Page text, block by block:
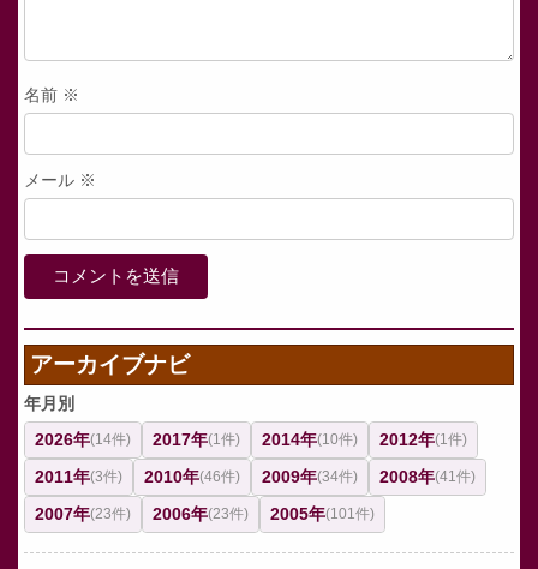
名前 ※
メール ※
アーカイブナビ
年月別
2026年(14件) 2017年(1件) 2014年(10件) 2012年(1件)
2011年(3件) 2010年(46件) 2009年(34件) 2008年(41件)
2007年(23件) 2006年(23件) 2005年(101件)